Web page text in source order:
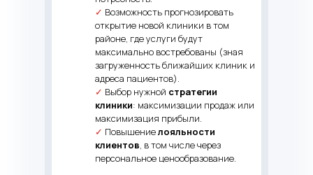
✓ Возможность прогнозировать
открытие новой клиники в том
районе, где услуги будут
максимально востребованы (зная
загруженность ближайших клиник и
адреса пациентов).
✓ Выбор нужной стратегии
клиники: максимизации продаж или
максимизация прибыли.
✓ Повышениелояльности
клиентов, в том числе через
персональное ценообразование.